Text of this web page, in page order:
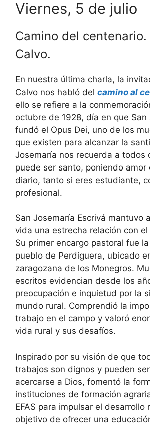
Viernes, 5 de julio
Camino del centenario.
Calvo.
En nuestra última charla, la
Calvo nos habló del camino al
ello se refiere a la
octubre de 1928, día en que San
fundó el Opus Dei, uno de los
que existen para alcanzar la
Josemaría nos recuerda a todos
puede ser santo, poniendo amor
diario, tanto si eres estudiante,
profesional.
San Josemaría Escrivá mantuvo
vida una estrecha relación con
Su primer encargo pastoral fue
pueblo de Perdiguera, ubicado
zaragozana de los Monegros.
escritos evidencian desde los
preocupación e inquietud por la
mundo rural. Comprendió la
trabajo en el campo y valoró
vida rural y sus desafíos.
Inspirado por su visión de que
trabajos son dignos y pueden
acercarse a Dios, fomentó la
instituciones de formación
EFAS para impulsar el desarrollo
objetivo de ofrecer una